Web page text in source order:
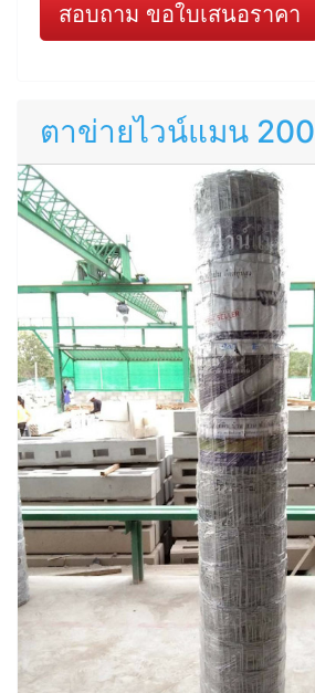
สอบถาม ขอใบเสนอราคา
ตาข่ายไวน์แมน 200